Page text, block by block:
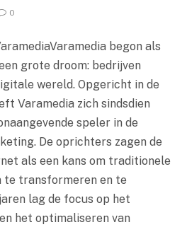
0
begon als
grote droom: bedrijven
wereld. Opgericht in de
Varamedia zich sindsdien
speler in de
De oprichters zagen de
als een kans om traditionele
transformeren en te
lag de focus op het
het optimaliseren van